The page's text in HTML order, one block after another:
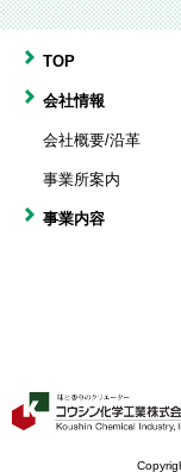
TOP
会社情報
会社概要/沿革
事業所案内
事業内容